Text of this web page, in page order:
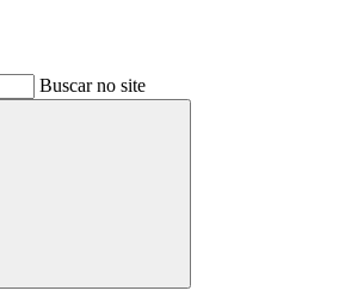
Buscar no site
Buscar